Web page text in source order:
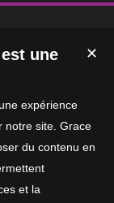
✕
une
expérience
notre site. Grace
du contenu en
et la